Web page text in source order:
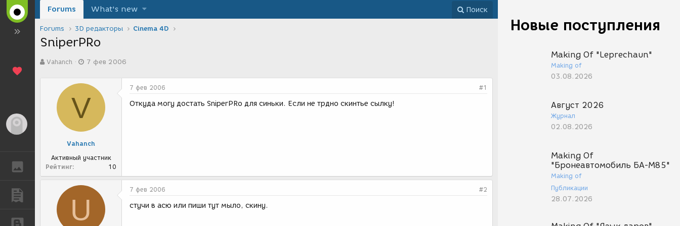
ГАЛЕРЕЯ
ПУБЛИКАЦИИ
БЛОГИ
Новые поступления
Making Of "Leprechaun"
Making of
03.08.2026
Август 2026
Журнал
02.08.2026
Making Of
"Бронеавтомобиль БА-М85"
Making of
Публикации
28.07.2026
Forums What's new Поиск
Forums 3D редакторы Cinema 4D
SniperPRo
в
Vahanch
а
а
о
з
а
и
я
7 фев 2006
V
Vahanch
Активный участник
Рейтинг
10
7 фев 2006 #1
Oткуда могу достать SniperPRo для синьки. Если не трдно скинтье сылку!
U
7 фев 2006 #2
стучи в асю или пиши тут мыло, скину.